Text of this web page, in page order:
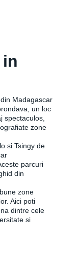
Madagascar
un loc
spectaculos,
zone
si Tsingy de
parcuri
din
zone
Aici poti
dintre cele
si